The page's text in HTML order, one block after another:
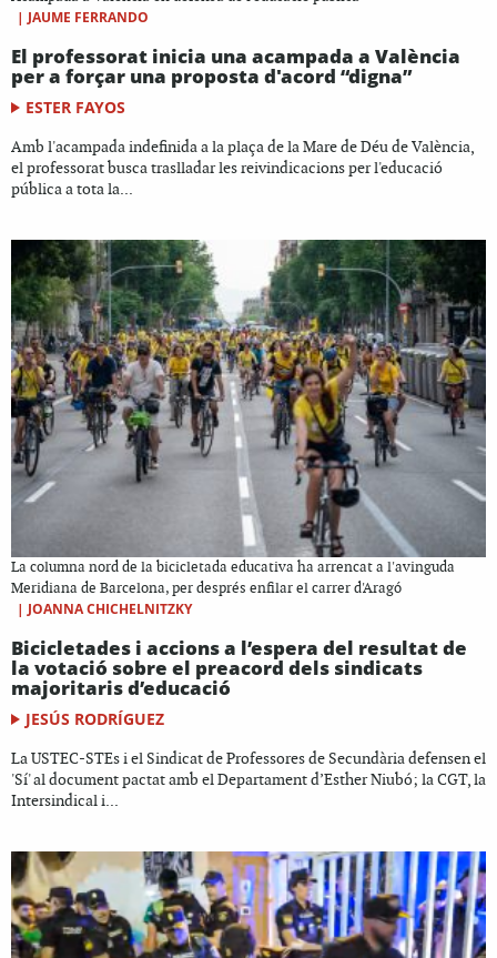
| JAUME FERRANDO
El professorat inicia una acampada a València
per a forçar una proposta d'acord “digna”
ESTER FAYOS
Amb l'acampada indefinida a la plaça de la Mare de Déu de València,
el professorat busca traslladar les reivindicacions per l'educació
pública a tota la...
La columna nord de la bicicletada educativa ha arrencat a l'avinguda
Meridiana de Barcelona, per després enfilar el carrer d'Aragó
| JOANNA CHICHELNITZKY
Bicicletades i accions a l’espera del resultat de
la votació sobre el preacord dels sindicats
majoritaris d’educació
JESÚS RODRÍGUEZ
La USTEC-STEs i el Sindicat de Professores de Secundària defensen el
'Sí' al document pactat amb el Departament d’Esther Niubó; la CGT, la
Intersindical i...